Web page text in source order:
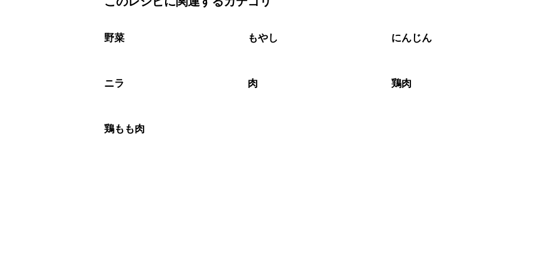
保存期間は冷蔵で翌日中が目安です。なるべくお早めにお召し上がりください。
※日持ちは目安です。
野菜 もやし にんじん
ニラ 肉 鶏肉
鶏もも肉